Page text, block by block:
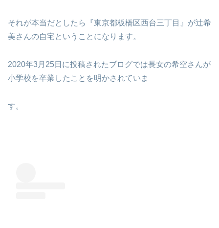
それが本当だとしたら『東京都板橋区西台三丁目』が辻希
美さんの自宅ということになります。
2020年3月25日に投稿されたブログでは長女の希空さんが
小学校を卒業したことを明かされていま
す。